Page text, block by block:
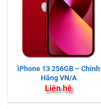
iPhone 13 256GB – Chính
Hãng VN/A
Liên hệ